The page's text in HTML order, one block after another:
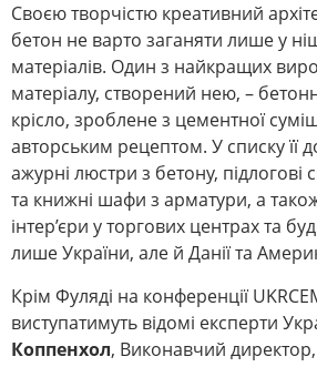
Своєю творчістю креативний
бетон не варто заганяти лише у
матеріалів. Один з найкращих
матеріалу, створений нею, –
крісло, зроблене з цементної
авторським рецептом. У списку її
ажурні люстри з бетону, підлогові
та книжні шафи з арматури, а
інтер’єри у торгових центрах та
лише України, але й Данії та
Крім Фуляді на конференції
виступатимуть відомі експерти
Коппенхол, Виконавчий директор,